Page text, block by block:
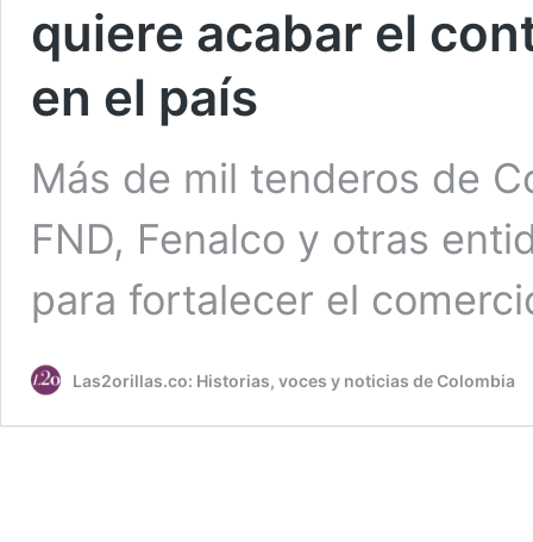
quiere acabar el
en el país
Más de mil tenderos de
FND, Fenalco y otras
para fortalecer el
Las2orillas.co: Historias, voces y noticias de Colombia